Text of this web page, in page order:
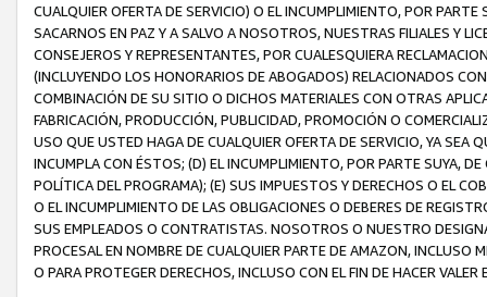
CUALQUIER OFERTA DE SERVICIO) O EL INCUMPLIMIENTO, POR
SACARNOS EN PAZ Y A SALVO A NOSOTROS, NUESTRAS FILIALES Y
CONSEJEROS Y REPRESENTANTES, POR CUALESQUIERA
(INCLUYENDO LOS HONORARIOS DE ABOGADOS) RELACIONADOS
COMBINACIÓN DE SU SITIO O DICHOS MATERIALES CON OTRAS
FABRICACIÓN, PRODUCCIÓN, PUBLICIDAD, PROMOCIÓN O
USO QUE USTED HAGA DE CUALQUIER OFERTA DE SERVICIO, YA SEA
INCUMPLA CON ÉSTOS; (D) EL INCUMPLIMIENTO, POR PARTE SUYA,
POLÍTICA DEL PROGRAMA); (E) SUS IMPUESTOS Y DERECHOS O EL
O EL INCUMPLIMIENTO DE LAS OBLIGACIONES O DEBERES DE
SUS EMPLEADOS O CONTRATISTAS. NOSOTROS O NUESTRO
PROCESAL EN NOMBRE DE CUALQUIER PARTE DE AMAZON, INCLUSO
O PARA PROTEGER DERECHOS, INCLUSO CON EL FIN DE HACER VALER